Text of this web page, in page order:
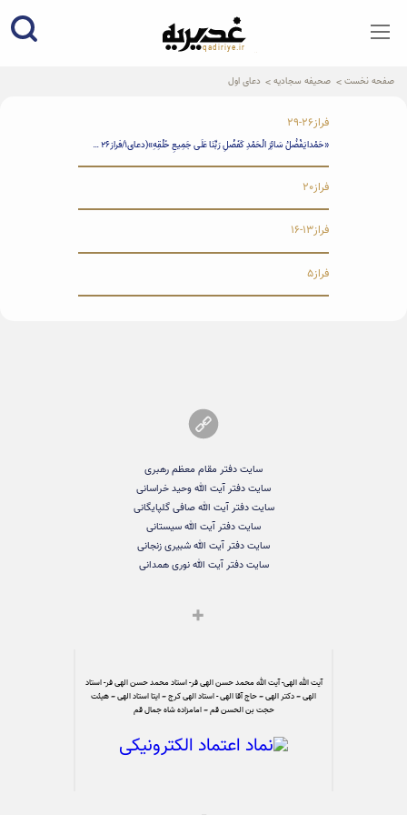
qadiriye.ir
نشریه ی غدیریه-بیانات استاد
صفحه نخست صحیفه سجادیه دعای اول
فراز26-29
«حَمْدا يَفْضُلُ سَائِرَ الْحَمْدِ كَفَضْلِ رَبِّنَا عَلَى جَمِيعِ خَلْقِهِ»(دعای1/فراز۲۶ ) «سپاسی که به میزان برتری پروردگارمان بر تمام آفریدگانش از دیگر سپاس‌ها برتر و بالاتر باشد.» حمد مثل خودِ خداست؛ حمدی که به اندازه‌ی برتری خدا بر بقیه‌ی مردم تفضل داشته باشد. «ثُمَّ لَهُ الْحَمْدُ مَكَانَ كُلِّ نِعْمَةٍ لَهُ عَلَيْنَا وَ عَلَى جَمِيعِ عِبَادِهِ الْمَاضِينَ […]
فراز20
فراز13-16
فراز5
سایت دفتر مقام معظم رهبری
سایت دفتر آیت الله وحید خراسانی
سایت دفتر آیت الله صافی گلپایگانی
سایت دفتر آیت الله سیستانی
سایت دفتر آیت الله شبیری زنجانی
سایت دفتر آیت الله نوری همدانی
آیت الله الهی- آیت الله محمد حسن الهی فر- استاد محمد حسن الهی فر- استاد
الهی – دکتر الهی – حاج آقا الهی - استاد الهی کرج – ایتا استاد الهی – هیئت
حجت بن الحسن قم – امامزاده شاه جمال قم